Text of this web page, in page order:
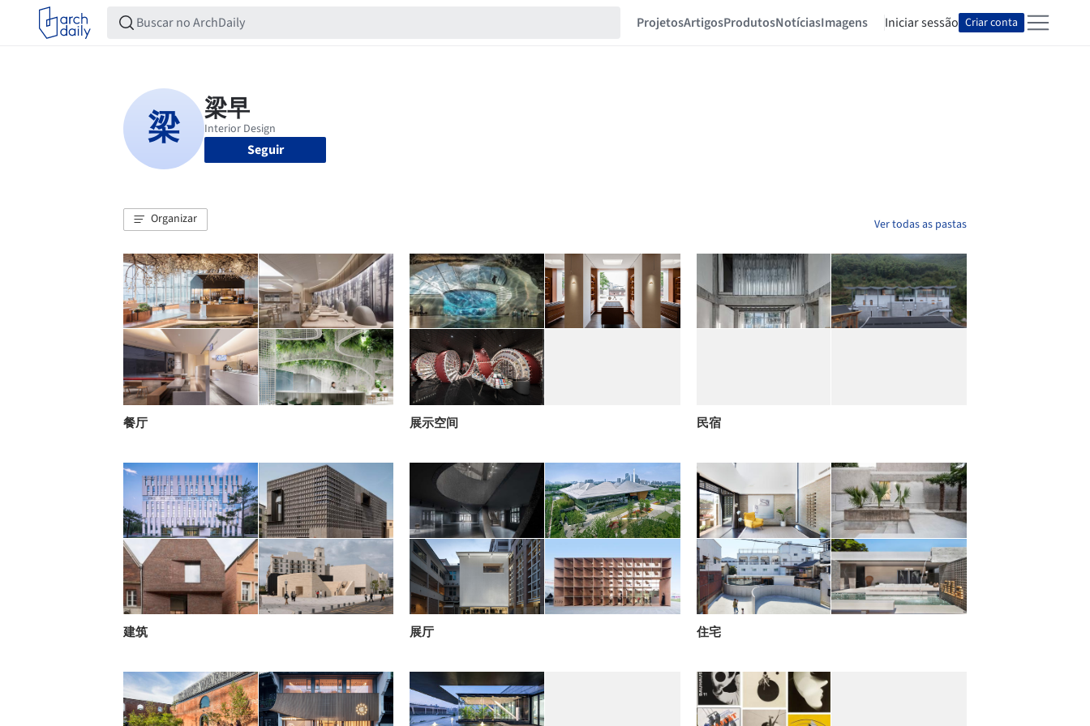
ProjetosArtigosProdutosNotíciasImagens Iniciar sessão Criar conta
Seguir
Organizar Ver todas as pastas
餐厅 展示空间 民宿
建筑 展厅 住宅